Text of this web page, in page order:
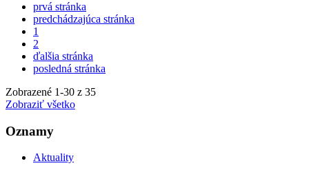
prvá stránka
predchádzajúca stránka
1
2
ďalšia stránka
posledná stránka
Zobrazené 1-30 z 35
Zobraziť všetko
Oznamy
Aktuality